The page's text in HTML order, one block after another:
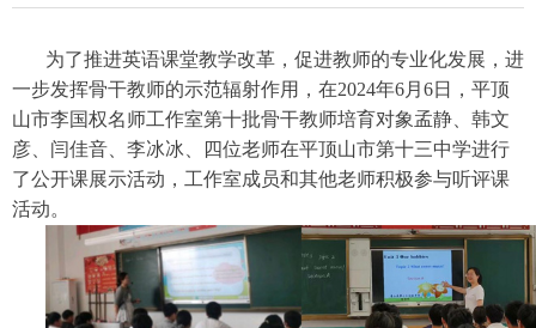
为了推进英语课堂教学改革，促进教师的专业化发展，进
一步发挥骨干教师的示范辐射作用，在2024年6月6日，平顶
山市李国权名师工作室第十批骨干教师培育对象孟静、韩文
彦、闫佳音、李冰冰、四位老师在平顶山市第十三中学进行
了公开课展示活动，工作室成员和其他老师积极参与听评课
活动。